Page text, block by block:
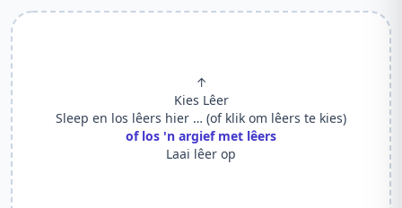
↑
Kies Lêer
Sleep en los lêers hier … (of klik om lêers te kies)
of los 'n argief met lêers
Laai lêer op